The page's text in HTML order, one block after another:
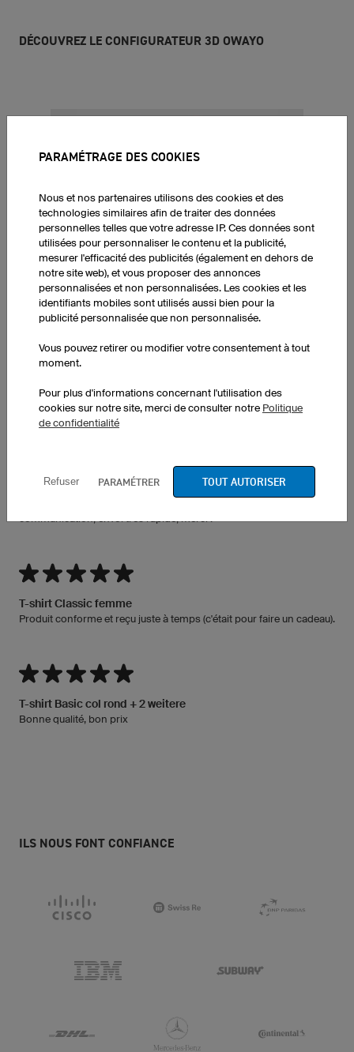
DÉCOUVREZ LE CONFIGURATEUR 3D OWAYO
EVALUATIONS CLIENTS POUR LES T-SHIRTS IMPRIMÉS
T-shirt Prime
Qualité professionnalisme rapide
T-shirt Basic col rond
T-shirt Classic femme
Produit conforme et reçu juste à temps (c'était pour faire un cadeau).
T-shirt Basic col rond + 2 weitere
Bonne qualité, bon prix
ILS NOUS FONT CONFIANCE
PARAMÉTRAGE DES COOKIES
Nous et nos partenaires utilisons des cookies et des
technologies similaires afin de traiter des données
personnelles telles que votre adresse IP. Ces données sont
utilisées pour personnaliser le contenu et la publicité,
mesurer l'efficacité des publicités (également en dehors de
notre site web), et vous proposer des annonces
personnalisées et non personnalisées. Les cookies et les
identifiants mobiles sont utilisés aussi bien pour la
publicité personnalisée que non personnalisée.
Vous pouvez retirer ou modifier votre consentement à tout
moment.
Pour plus d'informations concernant l'utilisation des
cookies sur notre site, merci de consulter notre Politique
de confidentialité
Refuser PARAMÉTRER TOUT AUTORISER